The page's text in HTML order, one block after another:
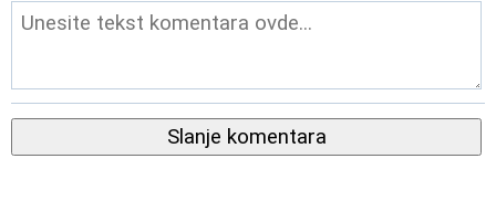
Slanje komentara